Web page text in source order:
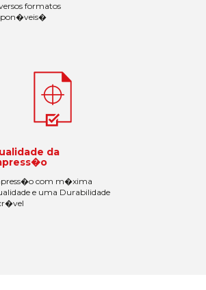
formatos
da
com m�xima
e uma Durabilidade